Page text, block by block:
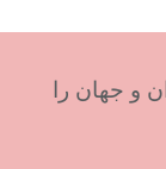
و جهان را